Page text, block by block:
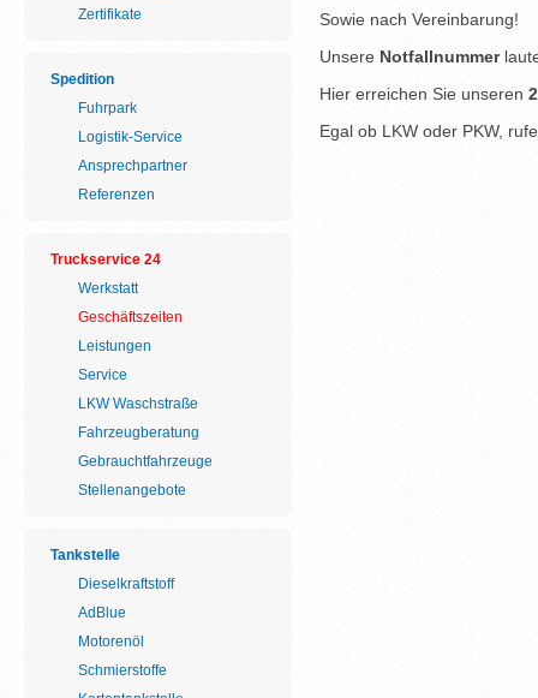
Zertifikate
Spedition
Fuhrpark
Logistik-Service
Ansprechpartner
Referenzen
Truckservice 24
Werkstatt
Geschäftszeiten
Leistungen
Service
LKW Waschstraße
Fahrzeugberatung
Gebrauchtfahrzeuge
Stellenangebote
Tankstelle
Dieselkraftstoff
AdBlue
Motorenöl
Schmierstoffe
Sowie nach Vereinbarung!
Unsere Notfallnummer
Hier erreichen Sie unseren
Egal ob LKW oder PKW,